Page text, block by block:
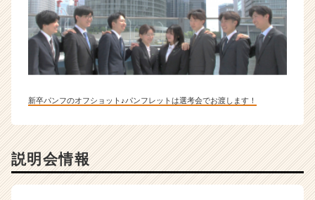
新卒パンフのオフショット♪パンフレットは選考会でお渡します！
説明会情報